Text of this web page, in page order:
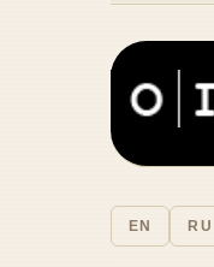
EN RU